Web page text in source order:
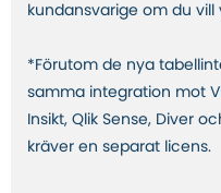
kundansvarige om du
*Förutom de nya
samma integration mot
Insikt, Qlik Sense, Diver
kräver en separat licens.